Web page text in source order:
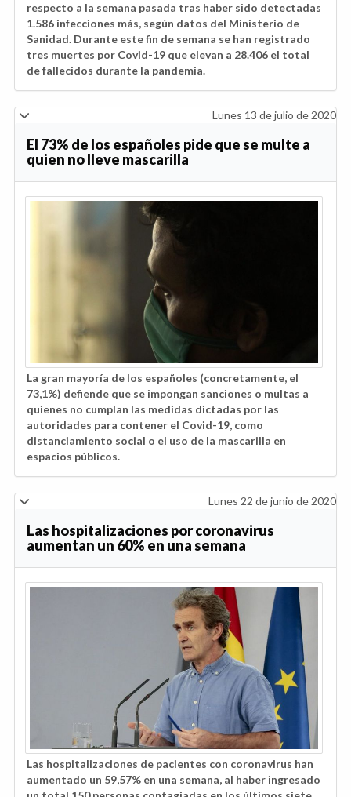
respecto a la semana pasada tras haber sido detectadas
1.586 infecciones más, según datos del Ministerio de
Sanidad. Durante este fin de semana se han registrado
tres muertes por Covid-19 que elevan a 28.406 el total
de fallecidos durante la pandemia.
Lunes 13 de julio de 2020
El 73% de los españoles pide que se multe a
quien no lleve mascarilla
La gran mayoría de los españoles (concretamente, el
73,1%) defiende que se impongan sanciones o multas a
quienes no cumplan las medidas dictadas por las
autoridades para contener el Covid-19, como
distanciamiento social o el uso de la mascarilla en
espacios públicos.
Lunes 22 de junio de 2020
Las hospitalizaciones por coronavirus
aumentan un 60% en una semana
Las hospitalizaciones de pacientes con coronavirus han
aumentado un 59,57% en una semana, al haber ingresado